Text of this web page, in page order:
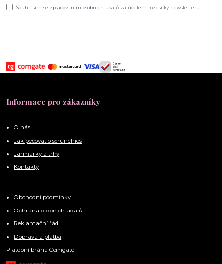
Souhlasím se zpracováním osobních údajů za účelem rozesílky newsletteru.
Informace pro zákazníky
O nás
Jak pečovat o scrunchies
Jarmarky a trhy
Kontakty
Obchodní podmínky
Ochrana osobních údajů
Reklamační řád
Doprava a platba
Platební brána Comgate